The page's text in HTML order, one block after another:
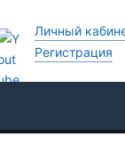
Личный
Регистрация